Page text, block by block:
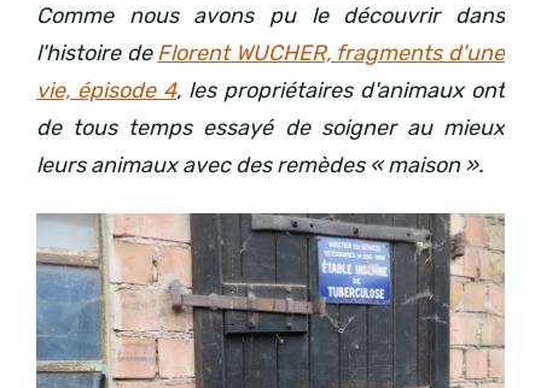
Comme nous avons pu le découvrir dans
l'histoire deFlorent WUCHER, fragments d'une
vie, épisode 4, les propriétaires d'animaux ont
de tous temps essayé de soigner au mieux
leurs animaux avec des remèdes « maison ».